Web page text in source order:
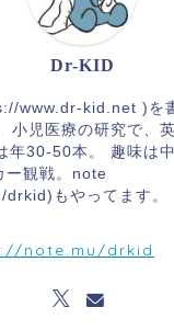
Dr-KID
www.dr-kid.net )を
小児医療の研究で、
年30-50本。 趣味は中
ー観戦。note
もやってます。
note.mu/drkid